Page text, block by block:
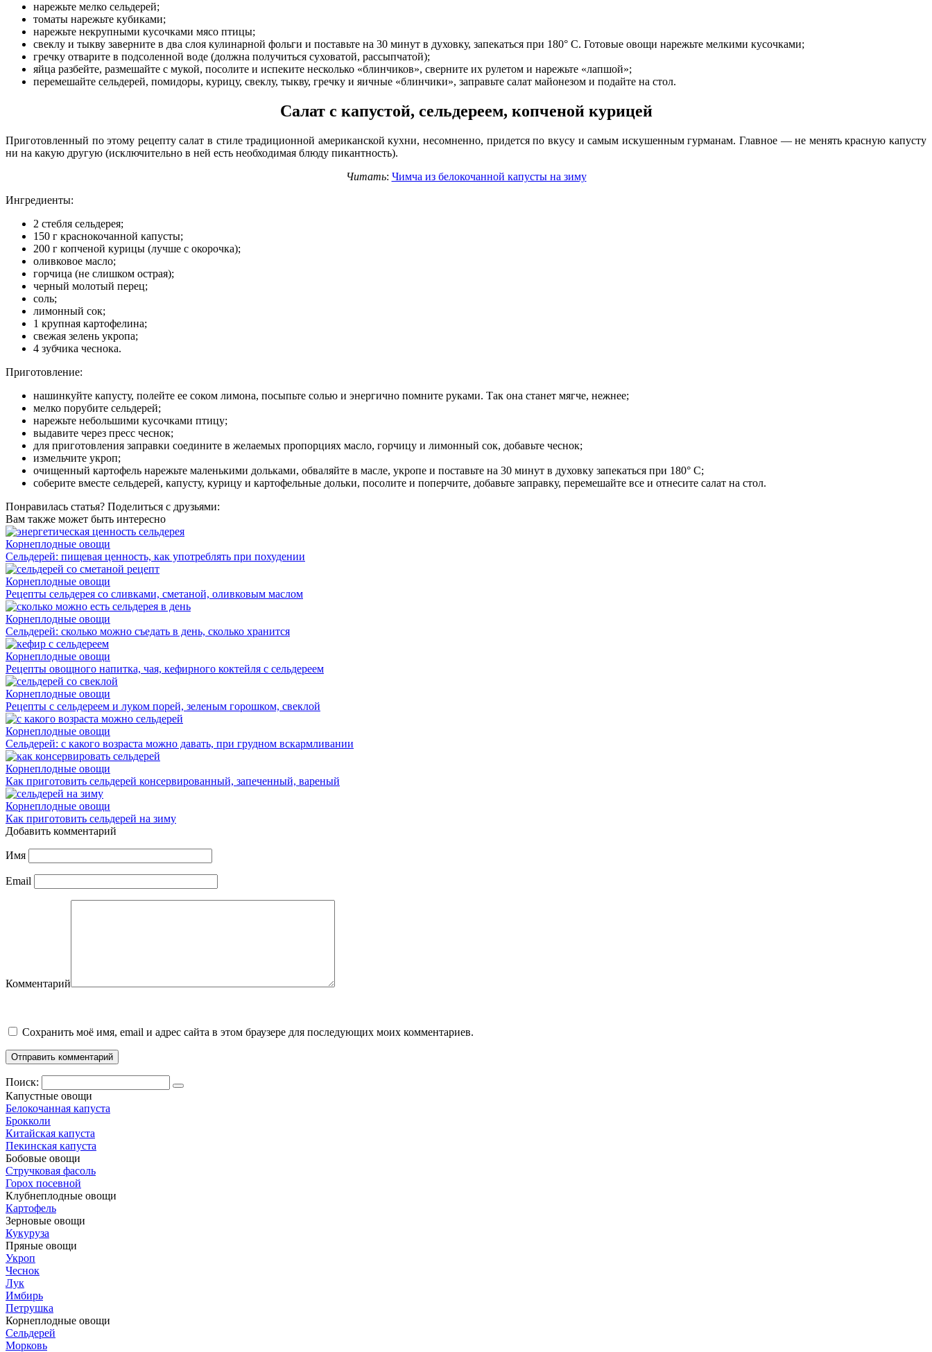
нарежьте мелко сельдерей;
томаты нарежьте кубиками;
нарежьте некрупными кусочками мясо птицы;
свеклу и тыкву заверните в два слоя кулинарной фольги и поставьте на 30 минут в духовку, запекаться при 180° С. Готовые овощи нарежьте мелкими кусочками;
гречку отварите в подсоленной воде (должна получиться суховатой, рассыпчатой);
яйца разбейте, размешайте с мукой, посолите и испеките несколько «блинчиков», сверните их рулетом и нарежьте «лапшой»;
перемешайте сельдерей, помидоры, курицу, свеклу, тыкву, гречку и яичные «блинчики», заправьте салат майонезом и подайте на стол.
Салат с капустой, сельдереем, копченой курицей
Приготовленный по этому рецепту салат в стиле традиционной американской кухни, несомненно, придется по вкусу и самым искушенным гурманам. Главное — не менять красную капусту
ни на какую другую (исключительно в ней есть необходимая блюду пикантность).
Читать: Чимча из белокочанной капусты на зиму
Ингредиенты:
2 стебля сельдерея;
150 г краснокочанной капусты;
200 г копченой курицы (лучше с окорочка);
оливковое масло;
горчица (не слишком острая);
черный молотый перец;
соль;
лимонный сок;
1 крупная картофелина;
свежая зелень укропа;
4 зубчика чеснока.
Приготовление:
нашинкуйте капусту, полейте ее соком лимона, посыпьте солью и энергично помните руками. Так она станет мягче, нежнее;
мелко порубите сельдерей;
нарежьте небольшими кусочками птицу;
выдавите через пресс чеснок;
для приготовления заправки соедините в желаемых пропорциях масло, горчицу и лимонный сок, добавьте чеснок;
измельчите укроп;
очищенный картофель нарежьте маленькими дольками, обваляйте в масле, укропе и поставьте на 30 минут в духовку запекаться при 180° С;
соберите вместе сельдерей, капусту, курицу и картофельные дольки, посолите и поперчите, добавьте заправку, перемешайте все и отнесите салат на стол.
Понравилась статья? Поделиться с друзьями:
Вам также может быть интересно
Корнеплодные овощи
Сельдерей: пищевая ценность, как употреблять при похудении
Корнеплодные овощи
Рецепты сельдерея со сливками, сметаной, оливковым маслом
Корнеплодные овощи
Сельдерей: сколько можно съедать в день, сколько хранится
Корнеплодные овощи
Рецепты овощного напитка, чая, кефирного коктейля с сельдереем
Корнеплодные овощи
Рецепты с сельдереем и луком порей, зеленым горошком, свеклой
Корнеплодные овощи
Сельдерей: с какого возраста можно давать, при грудном вскармливании
Корнеплодные овощи
Как приготовить сельдерей консервированный, запеченный, вареный
Корнеплодные овощи
Как приготовить сельдерей на зиму
Добавить комментарий
Имя
Email
Комментарий
Сохранить моё имя, email и адрес сайта в этом браузере для последующих моих комментариев.
Поиск:
Капустные овощи
Белокочанная капуста
Брокколи
Китайская капуста
Пекинская капуста
Бобовые овощи
Стручковая фасоль
Горох посевной
Клубнеплодные овощи
Картофель
Зерновые овощи
Кукуруза
Пряные овощи
Укроп
Чеснок
Лук
Имбирь
Петрушка
Корнеплодные овощи
Сельдерей
Морковь